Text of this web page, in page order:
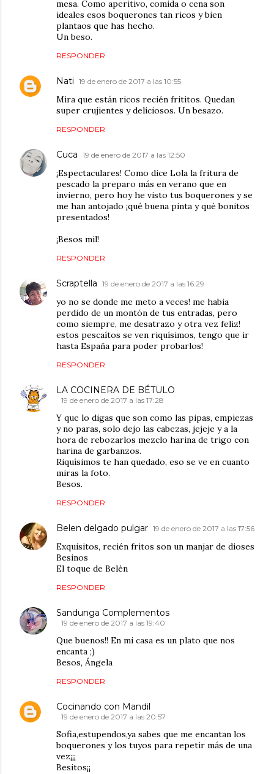
mesa. Como aperitivo, comida o cena son
ideales esos boquerones tan ricos y bien
plantaos que has hecho.
Un beso.
RESPONDER
Nati 19 de enero de 2017 a las 10:55
Mira que están ricos recién frititos. Quedan
super crujientes y deliciosos. Un besazo.
RESPONDER
Cuca 19 de enero de 2017 a las 12:50
¡Espectaculares! Como dice Lola la fritura de
pescado la preparo más en verano que en
invierno, pero hoy he visto tus boquerones y se
me han antojado ¡qué buena pinta y qué bonitos
presentados!
¡Besos mil!
RESPONDER
Scraptella 19 de enero de 2017 a las 16:29
yo no se donde me meto a veces! me habia
perdido de un montón de tus entradas, pero
como siempre, me desatrazo y otra vez feliz!
estos pescaítos se ven riquísimos, tengo que ir
hasta España para poder probarlos!
RESPONDER
LA COCINERA DE BÉTULO
19 de enero de 2017 a las 17:28
Y que lo digas que son como las pipas, empiezas
y no paras, solo dejo las cabezas, jejeje y a la
hora de rebozarlos mezclo harina de trigo con
harina de garbanzos.
Riquísimos te han quedado, eso se ve en cuanto
miras la foto.
Besos.
RESPONDER
Belen delgado pulgar 19 de enero de 2017 a las 17:56
Exquisitos, recién fritos son un manjar de dioses
Besinos
El toque de Belén
RESPONDER
Sandunga Complementos
19 de enero de 2017 a las 19:40
Que buenos!! En mi casa es un plato que nos
encanta ;)
Besos, Ángela
RESPONDER
Cocinando con Mandil
19 de enero de 2017 a las 20:57
Sofia,estupendos,ya sabes que me encantan los
boquerones y los tuyos para repetir más de una
vez¡¡¡
Besitos¡¡